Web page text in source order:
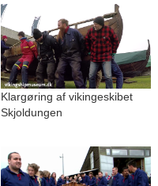
Klargøring af vikingeskibet
Skjoldungen